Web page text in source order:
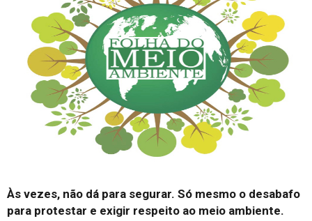
Às vezes, não dá para segurar. Só mesmo o desabafo
para protestar e exigir respeito ao meio ambiente.